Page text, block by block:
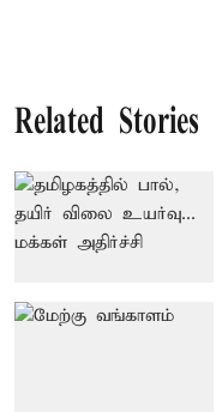
Related Stories